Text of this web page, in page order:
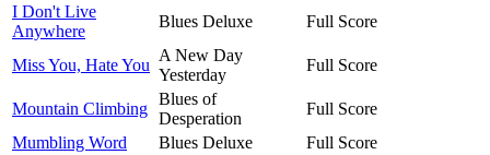
I Don't Live
Anywhere
Blues Deluxe Full Score
Miss You, Hate You
A New Day
Yesterday
Full Score
Mountain Climbing
Blues of
Desperation
Full Score
Mumbling Word
Blues Deluxe
Full Score